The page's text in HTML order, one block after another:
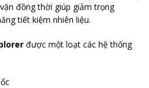
đồng thời giúp giảm trọng
tiết kiệm nhiên liệu.
được một loạt các hệ thống